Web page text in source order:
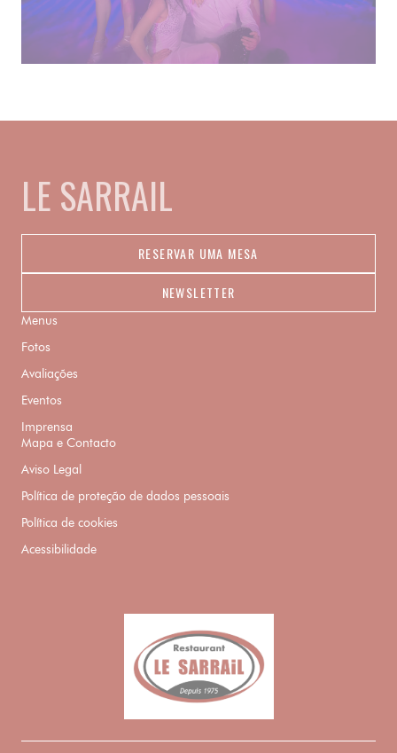
LE SARRAIL
RESERVAR UMA MESA
NEWSLETTER
Menus
Fotos
Avaliações
Eventos
Imprensa
Mapa e Contacto
Aviso Legal
Política de proteção de dados pessoais
Política de cookies
Acessibilidade